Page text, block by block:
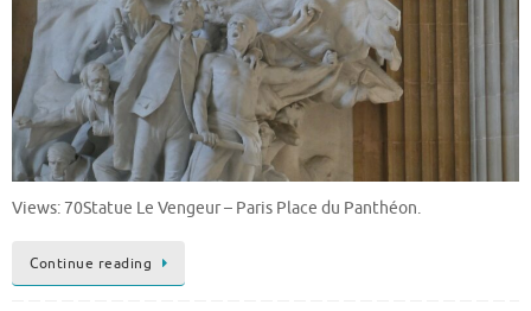
Views: 70Statue Le Vengeur – Paris Place du Panthéon.
Continue reading